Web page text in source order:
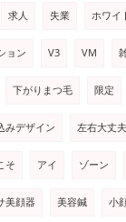
求人 失業 ホワイ
ョン V3 VM
下がりまつ毛 限定
みデザイン 左右大丈夫
そ アイ ゾーン
美顔器 美容鍼 小